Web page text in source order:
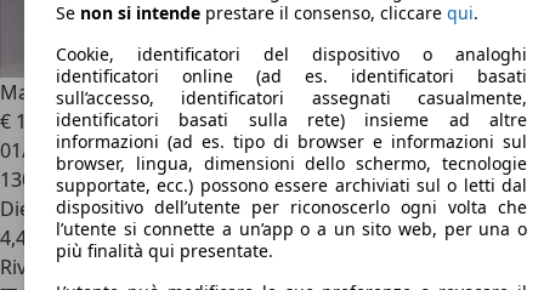
Mazda CX-31.8 business 2wd 115cv
€ 10.900
01/2019
130.000 km
Diesel
4,4 l/100 km (comb.)
Rivenditore
Se non si intende prestare il consenso, cliccare qui.
Cookie, identificatori del dispositivo o analoghi
identificatori online (ad es. identificatori basati
sull’accesso, identificatori assegnati casualmente,
identificatori basati sulla rete) insieme ad altre
informazioni (ad es. tipo di browser e informazioni sul
browser, lingua, dimensioni dello schermo, tecnologie
supportate, ecc.) possono essere archiviati sul o letti dal
dispositivo dell’utente per riconoscerlo ogni volta che
l’utente si connette a un’app o a un sito web, per una o
più finalità qui presentate.